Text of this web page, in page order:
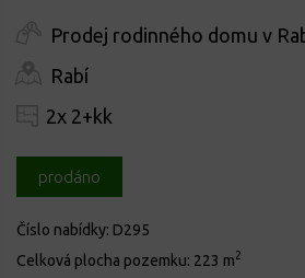
Prodej rodinného domu v
Rabí
2x 2+kk
prodáno
Číslo nabídky: D295
Celková plocha pozemku: 223 m2